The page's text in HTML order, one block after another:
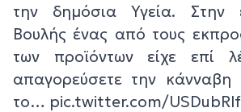
την δημόσια Υγεία. Στην
Βουλής ένας από τους
των προϊόντων είχε επί
απαγορεύσετε την κάνναβη
το… pic.twitter.com/